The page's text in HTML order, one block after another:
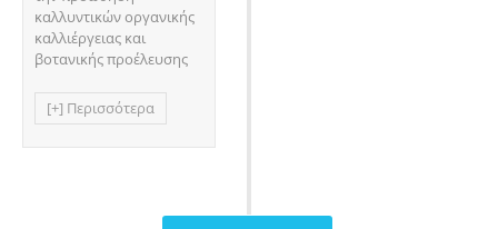
καλλυντικών οργανικής
καλλιέργειας και
βοτανικής προέλευσης
[+] Περισσότερα